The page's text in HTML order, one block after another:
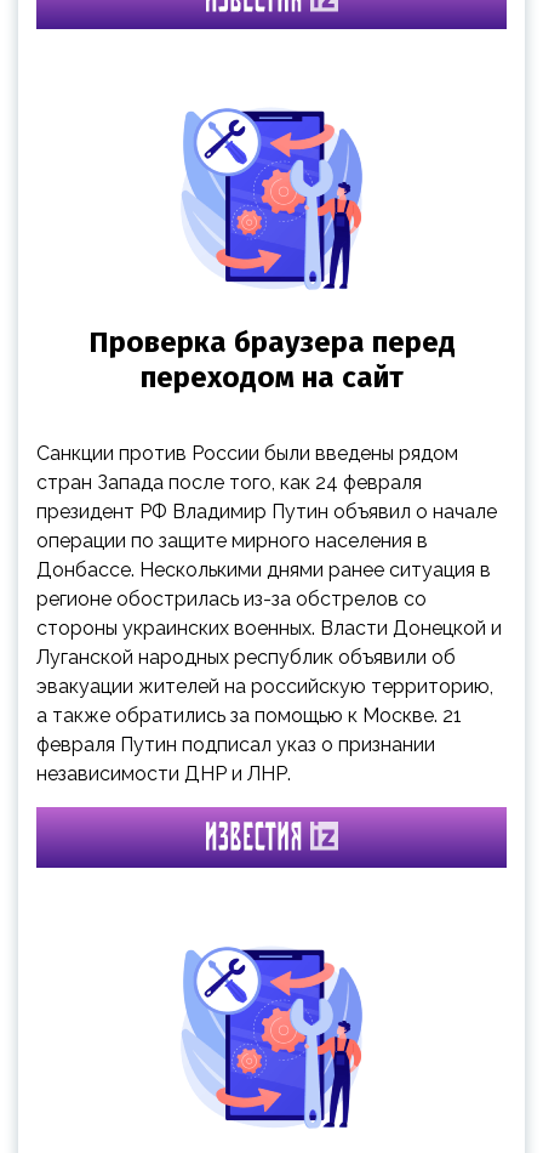
Санкции против России были введены рядом
стран Запада после того, как 24 февраля
президент РФ Владимир Путин объявил о начале
операции по защите мирного населения в
Донбассе. Несколькими днями ранее ситуация в
регионе обострилась из-за обстрелов со
стороны украинских военных. Власти Донецкой и
Луганской народных республик объявили об
эвакуации жителей на российскую территорию,
а также обратились за помощью к Москве. 21
февраля Путин подписал указ о признании
независимости ДНР и ЛНР.